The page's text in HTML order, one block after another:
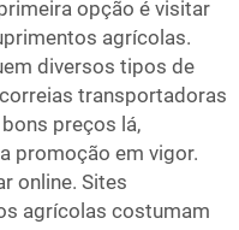
opção é visitar
agrícolas.
diversos tipos de
transportadoras
preços lá,
promoção em vigor.
online. Sites
agrícolas costumam